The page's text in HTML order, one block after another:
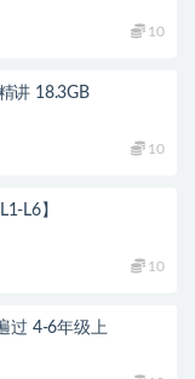
10
讲 18.3GB
10
L6】
10
过 4-6年级上